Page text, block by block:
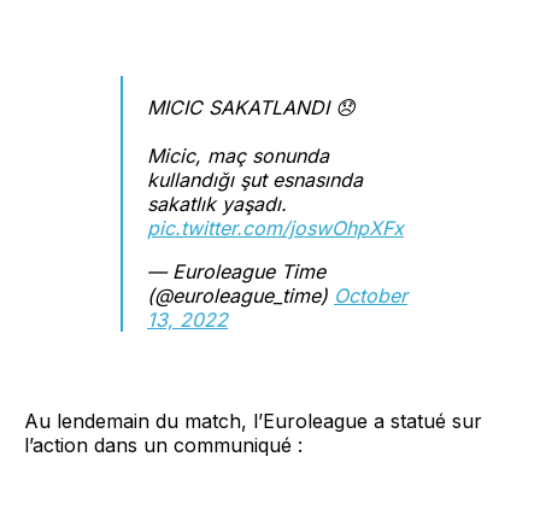
MICIC SAKATLANDI 😞
Micic, maç sonunda
kullandığı şut esnasında
sakatlık yaşadı.
pic.twitter.com/joswOhpXFx
— Euroleague Time
(@euroleague_time) October
13, 2022
Au lendemain du match, l’Euroleague a statué sur
l’action dans un communiqué :